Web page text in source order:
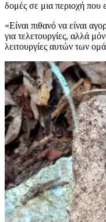
δομές σε μια περιοχή που
«Είναι πιθανό να είναι
για τελετουργίες, αλλά
λειτουργίες αυτών των